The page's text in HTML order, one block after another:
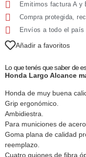
Emitimos factura A y
Compra protegida,
Envíos a todo el país
Añadir a favoritos
Lo que tenés que saber de
Honda Largo Alcance
Honda de muy buena
Grip ergonómico.
Ambidiestra.
Para municiones de
Goma plana de calidad
reemplazo.
Cuatro guiones de fibra